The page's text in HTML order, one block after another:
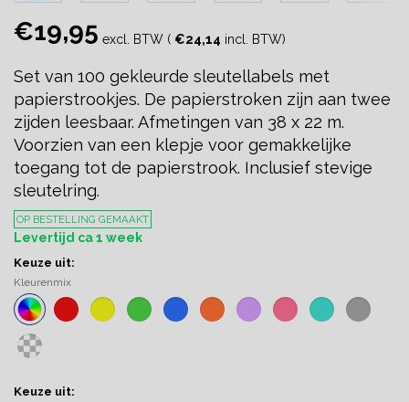
€19,95 excl. BTW ( €24,14 incl. BTW)
Set van 100 gekleurde sleutellabels met
papierstrookjes. De papierstroken zijn aan twee
zijden leesbaar. Afmetingen van 38 x 22 m.
Voorzien van een klepje voor gemakkelijke
toegang tot de papierstrook. Inclusief stevige
sleutelring.
OP BESTELLING GEMAAKT
Levertijd ca 1 week
Keuze uit:
Kleurenmix
Keuze uit: